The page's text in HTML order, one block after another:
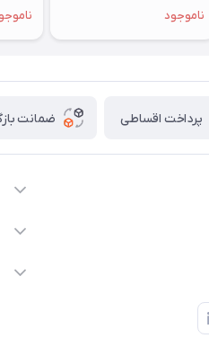
ناموجود
پرداخت اقساطی ضمانت